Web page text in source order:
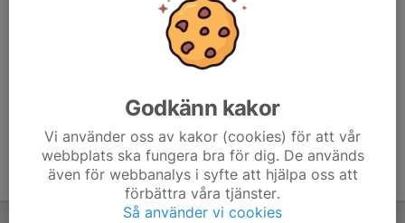
Godkänn kakor
Vi använder oss av kakor (cookies) för att vår
webbplats ska fungera bra för dig. De används
även för webbanalys i syfte att hjälpa oss att
förbättra våra tjänster.
Så använder vi cookies